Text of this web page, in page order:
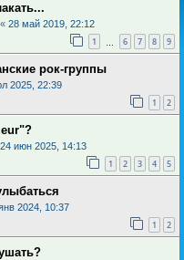
« 28 май 2019, 22:12
1 6 7 8 9
рок-группы
2025, 22:39
1 2
24 июн 2025, 14:13
1 2 3 4 5
2024, 10:37
1 2